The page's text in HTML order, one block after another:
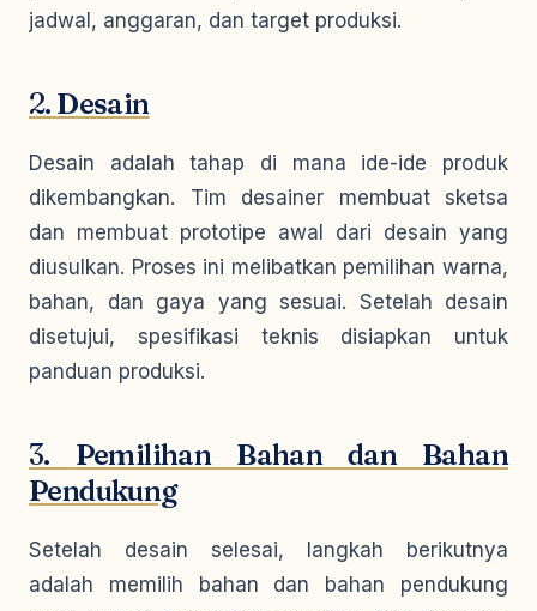
jadwal, anggaran, dan target produksi.
2. Desain
Desain adalah tahap di mana ide-ide produk
dikembangkan. Tim desainer membuat sketsa
dan membuat prototipe awal dari desain yang
diusulkan. Proses ini melibatkan pemilihan warna,
bahan, dan gaya yang sesuai. Setelah desain
disetujui, spesifikasi teknis disiapkan untuk
panduan produksi.
3. Pemilihan Bahan dan Bahan
Pendukung
Setelah desain selesai, langkah berikutnya
adalah memilih bahan dan bahan pendukung